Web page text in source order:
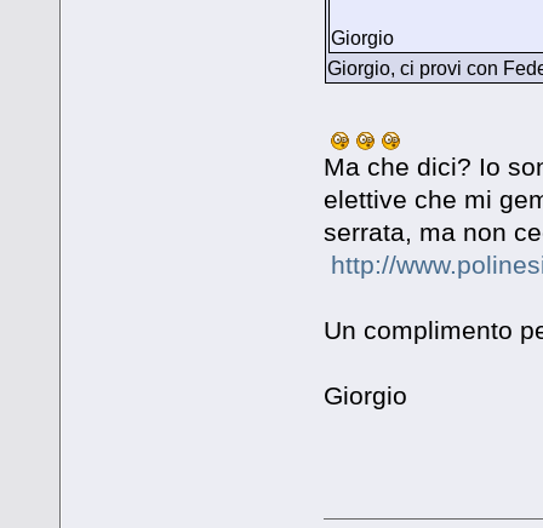
Giorgio
Giorgio, ci provi con
Ma che dici? Io
elettive che mi
serrata, ma non
http://
Un complimento
Giorgio